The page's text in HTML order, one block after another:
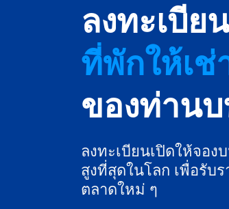
ลงทะเบีย
โรงแรม
ที่พักให้เช่
เกสต์เฮาส์
บีแอนด์บี
ของท่าน
ลงทะเบียนเปิดให้จอ
สูงที่สุดในโลก เพื่อรับ
ตลาดใหม่ ๆ